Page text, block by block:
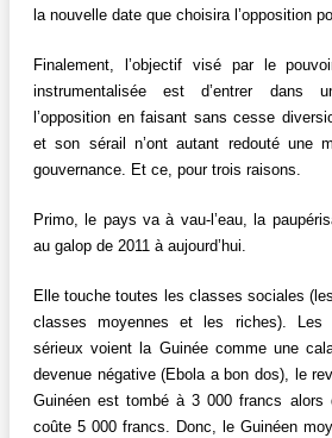
la nouvelle date que choisira l’opposition
Finalement, l’objectif visé par le
instrumentalisée est d’entrer dans
l’opposition en faisant sans cesse
et son sérail n’ont autant redouté une
gouvernance. Et ce, pour trois raisons.
Primo, le pays va à vau-l’eau, la
au galop de 2011 à aujourd’hui.
Elle touche toutes les classes sociales
classes moyennes et les riches). Les
sérieux voient la Guinée comme une
devenue négative (Ebola a bon dos), le
Guinéen est tombé à 3 000 francs alors
coûte 5 000 francs. Donc, le Guinéen